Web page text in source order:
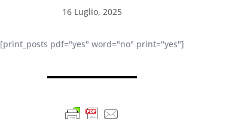
16 Luglio, 2025
[print_posts pdf="yes" word="no" print="yes"]